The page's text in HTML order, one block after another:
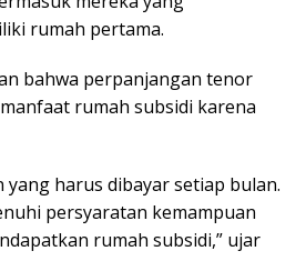
rumah pertama.
bahwa perpanjangan tenor
rumah subsidi karena
yang harus dibayar setiap bulan.
persyaratan kemampuan
rumah subsidi,” ujar